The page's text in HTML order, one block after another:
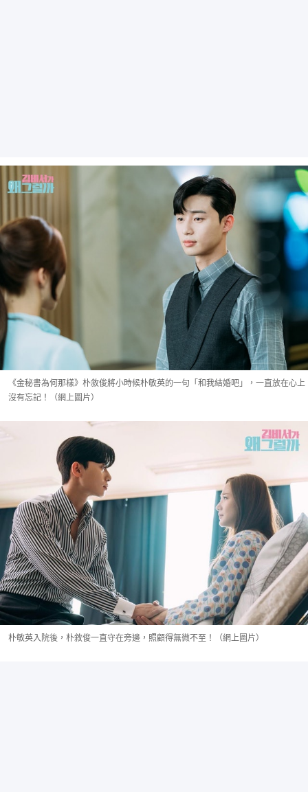
《金秘書為何那樣》朴敘俊將小時候朴敏英的一句「和我結婚吧」，一直放在心上
沒有忘記！（網上圖片）
朴敏英入院後，朴敘俊一直守在旁邊，照顧得無微不至！（網上圖片）